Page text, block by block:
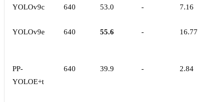
YOLOv9c 640 53.0 - 7.16
YOLOv9e 640 55.6 - 16.77
PP-
YOLOE+t
640 39.9 - 2.84